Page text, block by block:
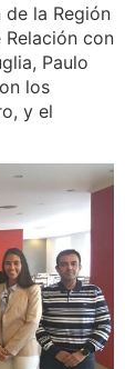
la Región
con
Paulo
los
y el